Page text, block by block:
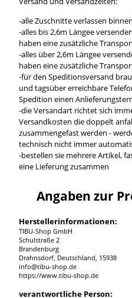
-alle Zuschnitte verlassen
-alles bis 2,6m Längee
haben eine zusätzliche
-alles über 2,6m Längee
haben eine zusätzliche
-für den Speditionsversand
und tagsüber erreichbare
Spedition einen
-die Versandart richtet sich
Versandkosten die doppelt
zusammengefast werden -
technisch nicht immer
-bestellen sie mehrere Artikel,
eine Lieferung zusammen
Angaben zur
Herstellerinformationen:
TIBU-Shop GmbH
Schulstraße 2
Brandenburg
Drahnsdorf, Deutschland, 15938
info@tibu-shop.de
https://www.tibu-shop.de
verantwortliche Person: